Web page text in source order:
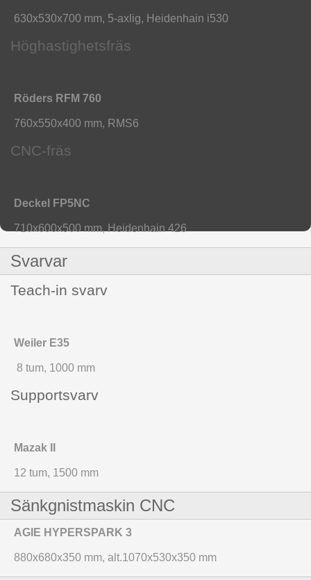
630x530x700 mm, 5-axlig, Heidenhain i530
Höghastighetsfräs
Röders RFM 760
760x550x400 mm, RMS6
CNC-fräs
Deckel FP5NC
710x600x500 mm, Heidenhain 426
Svarvar
Teach-in svarv
Weiler E35
8 tum, 1000 mm
Supportsvarv
Mazak II
12 tum, 1500 mm
Sänkgnistmaskin CNC
AGIE HYPERSPARK 3
880x680x350 mm, alt.1070x530x350 mm